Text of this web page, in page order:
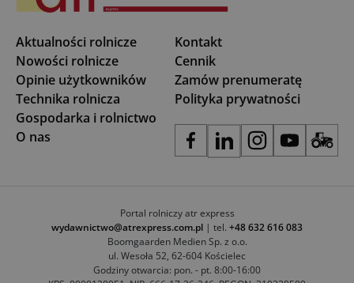
Aktualności rolnicze
Nowości rolnicze
Opinie użytkowników
Technika rolnicza
Gospodarka i rolnictwo
O nas
Kontakt
Cennik
Zamów prenumeratę
Polityka prywatności
Portal rolniczy atr express
wydawnictwo@atrexpress.com.pl | tel. +48 632 616 083
Boomgaarden Medien Sp. z o.o.
ul. Wesoła 52, 62-604 Kościelec
Godziny otwarcia: pon. - pt. 8:00-16:00